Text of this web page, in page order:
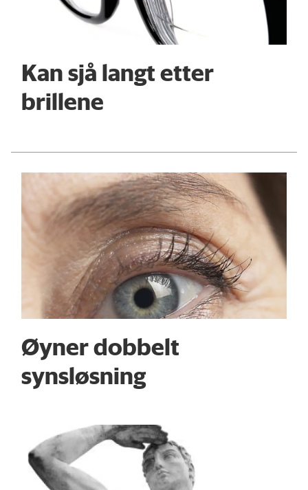
Kan sjå langt etter
brillene
Øyner dobbelt
synsløsning